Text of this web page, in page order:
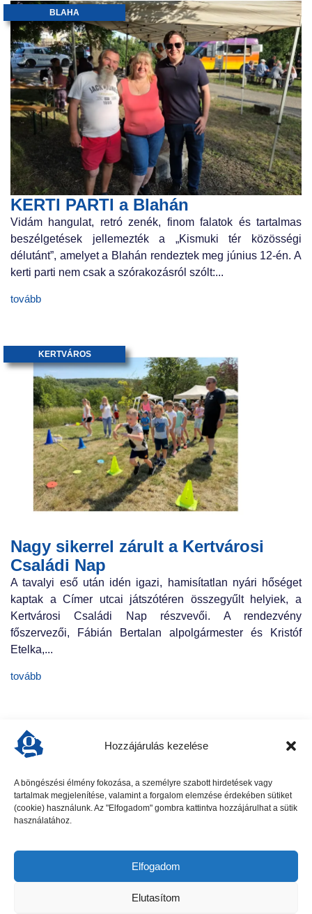
Hozzájárulás kezelése
A böngészési élmény fokozása, a személyre szabott hirdetések vagy
tartalmak megjelenítése, valamint a forgalom elemzése érdekében sütiket
(cookie) használunk. Az "Elfogadom" gombra kattintva hozzájárulhat a sütik
használatához.
Elfogadom
Elutasítom
KERTI PARTI a Blahán
BLAHA
Vidám hangulat, retró zenék, finom falatok és tartalmas
beszélgetések jellemezték a „Kismuki tér közösségi
délutánt”, amelyet a Blahán rendeztek meg június 12-én. A
kerti parti nem csak a szórakozásról szólt:...
tovább
Nagy sikerrel zárult a Kertvárosi
Családi Nap
KERTVÁROS
A tavalyi eső után idén igazi, hamisítatlan nyári hőséget
kaptak a Címer utcai játszótéren összegyűlt helyiek, a
Kertvárosi Családi Nap részvevői. A rendezvény
főszervezői, Fábián Bertalan alpolgármester és Kristóf
Etelka,...
tovább
előző cikk következő cikk